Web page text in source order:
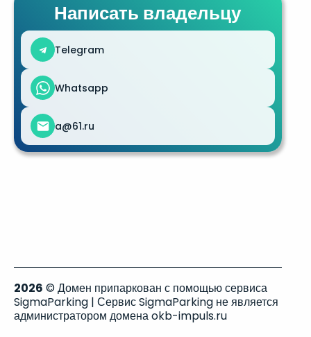
Написать владельцу
Telegram
Whatsapp
a@61.ru
2026 © Домен припаркован с помощью сервиса
SigmaParking | Сервис SigmaParking не является
администратором домена okb-impuls.ru